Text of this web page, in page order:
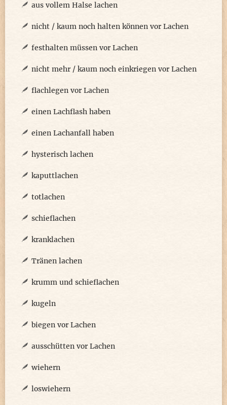
aus vollem Halse lachen
nicht / kaum noch halten können vor Lachen
festhalten müssen vor Lachen
nicht mehr / kaum noch einkriegen vor Lachen
flachlegen vor Lachen
einen Lachflash haben
einen Lachanfall haben
hysterisch lachen
kaputtlachen
totlachen
schieflachen
kranklachen
Tränen lachen
krumm und schieflachen
kugeln
biegen vor Lachen
ausschütten vor Lachen
wiehern
loswiehern